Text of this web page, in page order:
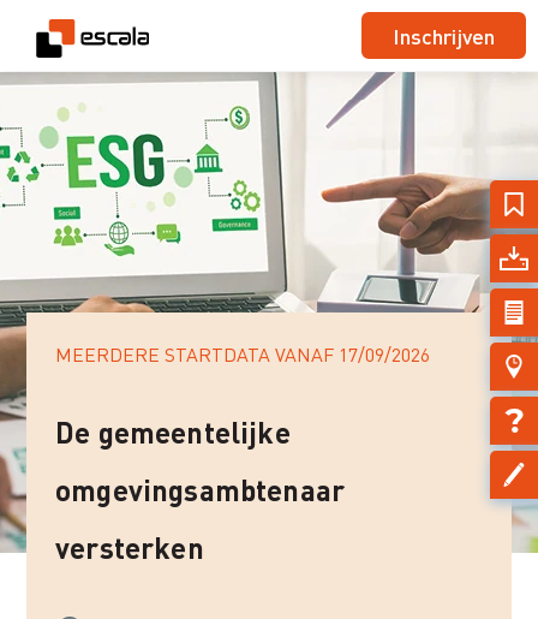
Inschrijven
MEERDERE STARTDATA VANAF 17/09/2026
De gemeentelijke
omgevingsambtenaar
versterken